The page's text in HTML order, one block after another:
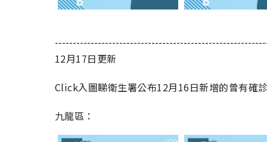
12月17日更新
Click入圖睇衛生署公布12月16日新增的曾有確
九龍區：